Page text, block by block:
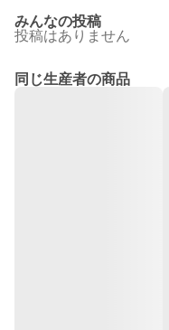
みんなの投稿
投稿はありません
同じ生産者の商品